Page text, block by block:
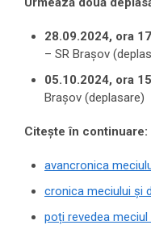
28.09.2024, ora
– SR Brașov
05.10.2024, ora
Brașov (deplasare)
Citește în continuare:
avancronica
cronica meciului și
poți revedea meciul